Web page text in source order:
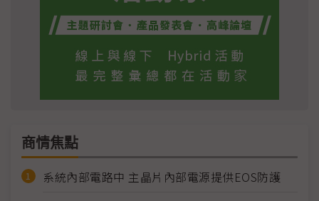
商情焦點
系統內部電路中 主晶片內部電源提供EOS防護